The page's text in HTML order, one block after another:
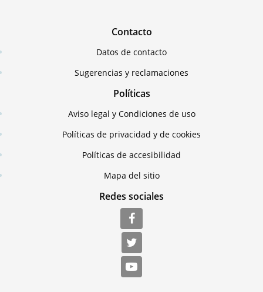
Contacto
Datos de contacto
Sugerencias y reclamaciones
Políticas
Aviso legal y Condiciones de uso
Políticas de privacidad y de cookies
Políticas de accesibilidad
Mapa del sitio
Redes sociales